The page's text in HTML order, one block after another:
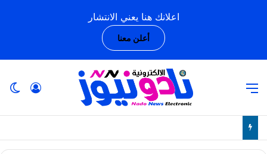
اعلانك هنا يعني الانتشار
أعلن معنا